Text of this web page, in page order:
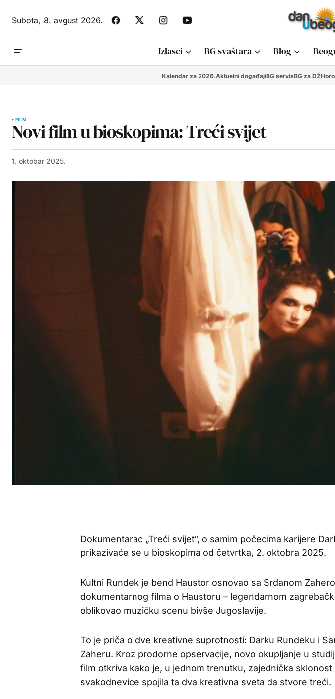
Subota,8. avgust 2026.
Izlasci BG svaštara Blog
Kalendar za 2026.Aktuelni događajiBG servisBG za DŽ
FILM
Novi film u bioskopima: Treći svijet
1. oktobar 2025.
Dokumentarac „Treći svijet“, o samim počecima karijere
prikazivaće se u bioskopima od četvrtka, 2. oktobra 2025.
Kultni Rundek je bend Haustor osnovao sa Srđanom
dokumentarnog filma o Haustoru – legendarnom
oblikovao muzičku scenu bivše Jugoslavije.
To je priča o dve kreativne suprotnosti: Darku Rundeku i
Zaheru. Kroz prodorne opservacije, novo okupljanje u
film otkriva kako je, u jednom trenutku, zajednička sklonost
svakodnevice spojila ta dva kreativna sveta da stvore treći.